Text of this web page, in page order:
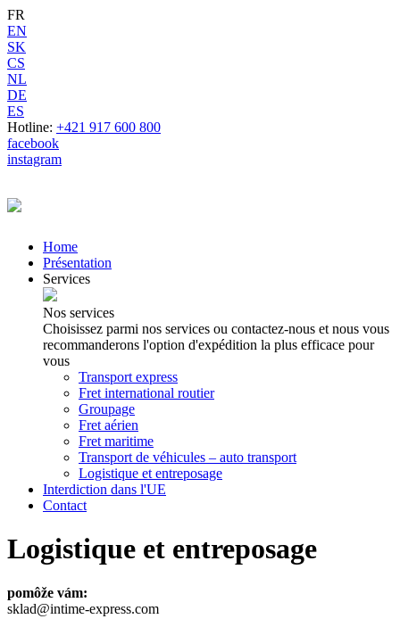
FR
EN
SK
CS
NL
DE
ES
Hotline: +421 917 600 800
facebook
instagram
Home
Présentation
Services
Nos services
Choisissez parmi nos services ou contactez-nous et nous vous
recommanderons l'option d'expédition la plus efficace pour
vous
Transport express
Fret international routier
Groupage
Fret aérien
Fret maritime
Transport de véhicules – auto transport
Logistique et entreposage
Interdiction dans l'UE
Contact
Logistique et entreposage
pomôže vám:
sklad@intime-express.com